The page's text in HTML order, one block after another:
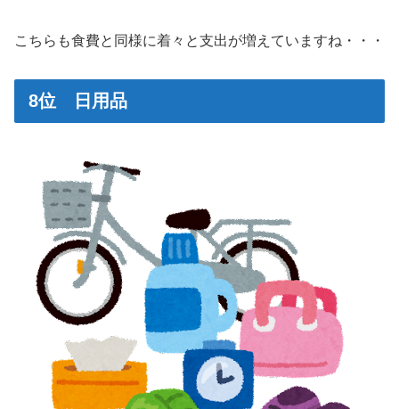
こちらも食費と同様に着々と支出が増えていますね・・・
8位 日用品